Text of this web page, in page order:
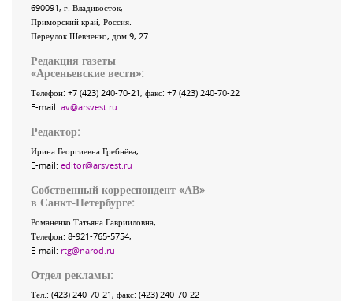
690091, г. Владивосток,
Приморский край, Россия
Переулок Шевченко, дом 9, 27
Редакция газеты
«Арсеньевские вести»:
Телефон: +7 (423) 240-70-21, факс: +7 (423) 240-70-22
E-mail: av@arsvest.ru
Редактор:
Ирина Георгиевна Гребнёва,
E-mail: editor@arsvest.ru
Собственный корреспондент «АВ»
в Санкт-Петербурге:
Романенко Татьяна Гаврииловна,
Телефон: 8-921-765-5754,
E-mail: rtg@narod.ru
Отдел рекламы:
Тел.: (423) 240-70-21, факс: (423) 240-70-22